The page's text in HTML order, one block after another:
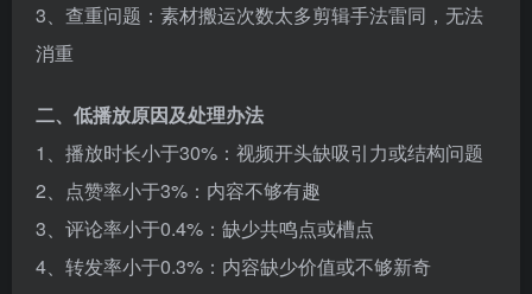
3、查重问题：素材搬运次数太多剪辑手法雷同，无法
消重
二、低播放原因及处理办法
1、播放时长小于30%：视频开头缺吸引力或结构问题
2、点赞率小于3%：内容不够有趣
3、评论率小于0.4%：缺少共鸣点或槽点
4、转发率小于0.3%：内容缺少价值或不够新奇